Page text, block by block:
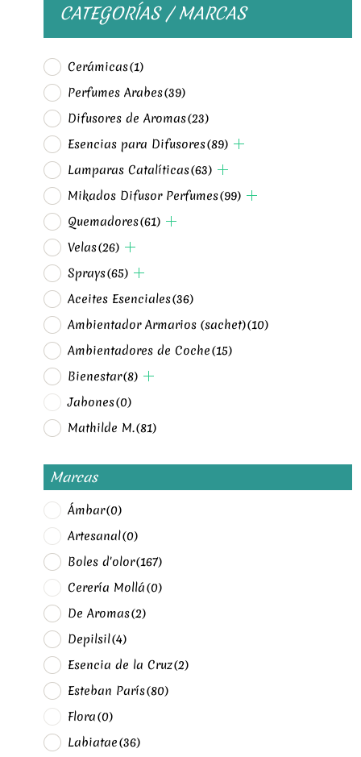
CATEGORÍAS / MARCAS
Cerámicas(1)
Perfumes Arabes(39)
Difusores de Aromas(23)
Esencias para Difusores(89)
Lamparas Catalíticas(63)
Mikados Difusor Perfumes(99)
Quemadores(61)
Velas(26)
Sprays(65)
Aceites Esenciales(36)
Ambientador Armarios (sachet)(10)
Ambientadores de Coche(15)
Bienestar(8)
Jabones(0)
Mathilde M.(81)
Marcas
Ámbar(0)
Artesanal(0)
Boles d'olor(167)
Cerería Mollá(0)
De Aromas(2)
Depilsil(4)
Esencia de la Cruz(2)
Esteban París(80)
Flora(0)
Labiatae(36)